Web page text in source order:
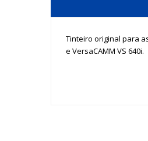
Tinteiro original para
e VersaCAMM VS 640i.